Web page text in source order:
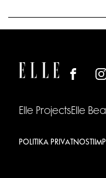
Elle ProjectsElle
POLITIKA PRIVATNOSTI